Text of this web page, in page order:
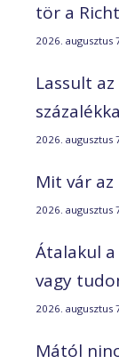
tör a
2026. augusztus
Lassult
2026. augusztus
Mit vár az
2026. augusztus
Átalakul
vagy
2026. augusztus
Mától